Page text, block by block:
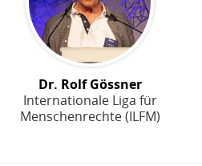
Dr. Rolf Gössner
Internationale Liga für
Menschenrechte (ILFM)